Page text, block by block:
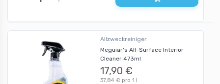
Allzweckreiniger
Meguiar's All-Surface Interior
Cleaner 473ml
17,90 €
37,84 € pro 1 l